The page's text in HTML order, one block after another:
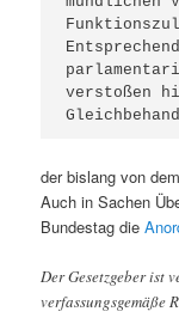
verstoßen
der bislang von
Auch in Sachen
Bundestag die
Der Gesetzgeber ist
verfassungsgemäße